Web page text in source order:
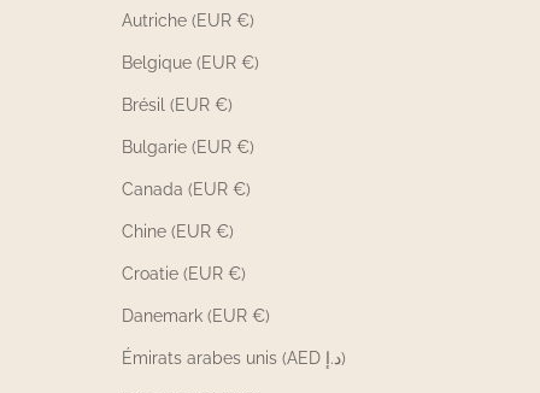
Autriche (EUR €)
Belgique (EUR €)
Brésil (EUR €)
Bulgarie (EUR €)
Canada (EUR €)
Chine (EUR €)
Croatie (EUR €)
Danemark (EUR €)
Émirats arabes unis (AED د.إ)